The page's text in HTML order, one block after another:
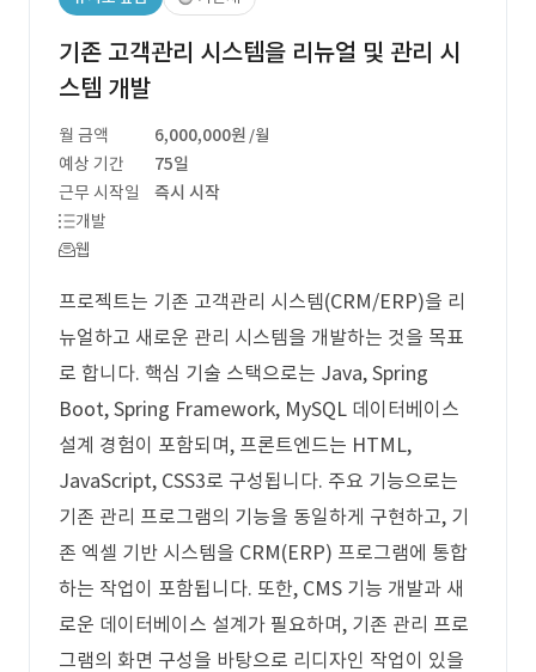
기존 고객관리 시스템을 리뉴얼 및 관리 시
스템 개발
월 금액 6,000,000원 /월
예상 기간
75일
근무 시작일
즉시 시작
개발
웹
프로젝트는 기존 고객관리 시스템(CRM/ERP)을 리
뉴얼하고 새로운 관리 시스템을 개발하는 것을 목표
로 합니다. 핵심 기술 스택으로는 Java, Spring
Boot, Spring Framework, MySQL 데이터베이스
설계 경험이 포함되며, 프론트엔드는 HTML,
JavaScript, CSS3로 구성됩니다. 주요 기능으로는
기존 관리 프로그램의 기능을 동일하게 구현하고, 기
존 엑셀 기반 시스템을 CRM(ERP) 프로그램에 통합
하는 작업이 포함됩니다. 또한, CMS 기능 개발과 새
로운 데이터베이스 설계가 필요하며, 기존 관리 프로
그램의 화면 구성을 바탕으로 리디자인 작업이 있을